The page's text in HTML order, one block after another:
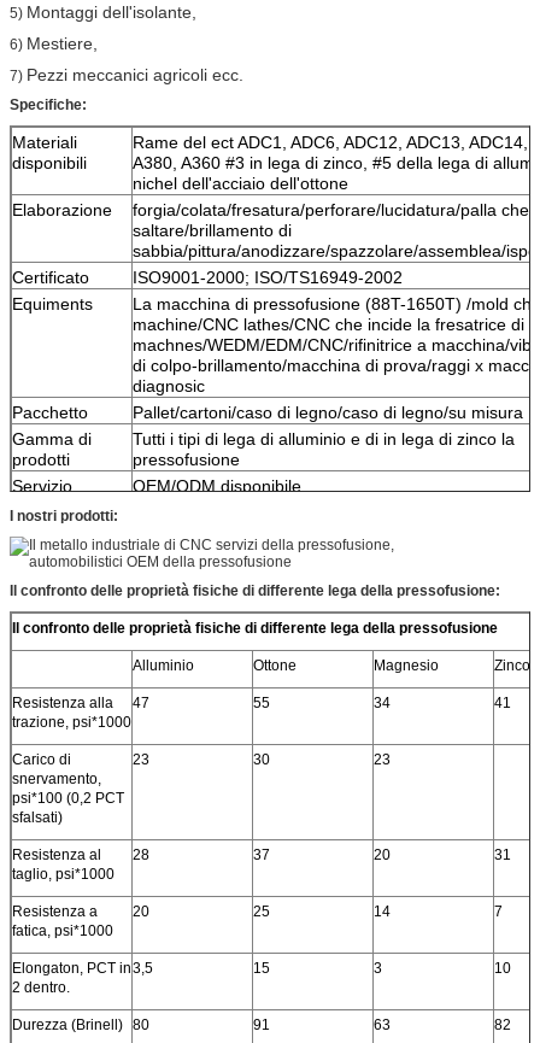
5) Montaggi dell'isolante,
6) Mestiere,
7) Pezzi meccanici agricoli ecc.
Specifiche:
Materiali
disponibili
Rame del ect ADC1, ADC6, ADC12, ADC13, ADC14,
A380, A360 #3 in lega di zinco, #5 della lega di
nichel dell'acciaio dell'ottone
Elaborazione
forgia/colata/fresatura/perforare/lucidatura/palla che
saltare/brillamento di
sabbia/pittura/anodizzare/spazzolare/assemblea/
Certificato
ISO9001-2000; ISO/TS16949-2002
Equiments
La macchina di pressofusione (88T-1650T) /mold
machine/CNC lathes/CNC che incide la fresatrice di
machnes/WEDM/EDM/CNC/rifinitrice a macchina/
di colpo-brillamento/macchina di prova/raggi x
diagnosic
Pacchetto
Pallet/cartoni/caso di legno/caso di legno/su misura
Gamma di
prodotti
Tutti i tipi di lega di alluminio e di in lega di zinco la
pressofusione
Servizio
OEM/ODM disponibile
I nostri prodotti:
Il confronto delle proprietà fisiche di differente lega della pressofusione:
Il confronto delle proprietà fisiche di differente lega della pressofusione
Alluminio Ottone Magnesio Zinco
Resistenza alla
trazione, psi*1000
47 55 34 41
Carico di
snervamento,
psi*100 (0,2 PCT
sfalsati)
23 30 23
Resistenza al
taglio, psi*1000
28 37 20 31
Resistenza a
fatica, psi*1000
20 25 14 7
Elongaton, PCT in
2 dentro.
3,5 15 3 10
Durezza (Brinell) 80 91 63 82